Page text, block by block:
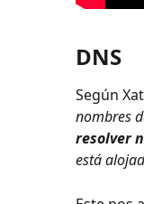
DNS
Según
nombres
resolver
está